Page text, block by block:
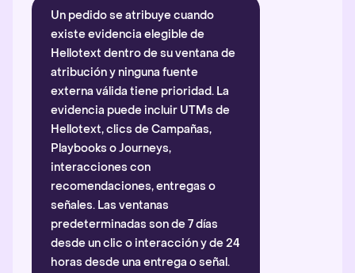
Un pedido se atribuye cuando
existe evidencia elegible de
Hellotext dentro de su ventana de
atribución y ninguna fuente
externa válida tiene prioridad. La
evidencia puede incluir UTMs de
Hellotext, clics de Campañas,
Playbooks o Journeys,
interacciones con
recomendaciones, entregas o
señales. Las ventanas
predeterminadas son de 7 días
desde un clic o interacción y de 24
horas desde una entrega o señal.